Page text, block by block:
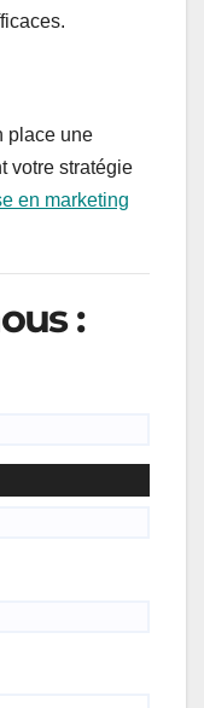
place une
votre stratégie
en marketing
: